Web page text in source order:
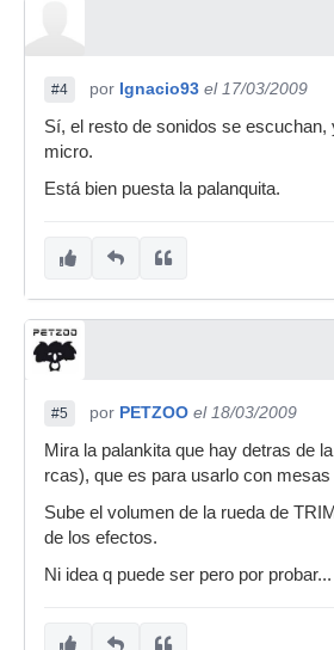
#4 por Ignacio93 el 17/03/2009
Sí, el resto de sonidos se escuchan,
micro.
Está bien puesta la palanquita.
#5 por PETZOO el 18/03/2009
Mira la palankita que hay detras de
rcas), que es para usarlo con mesas
Sube el volumen de la rueda de
de los efectos.
Ni idea q puede ser pero por probar...